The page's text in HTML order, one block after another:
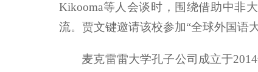
Kikooma等人会谈时，围绕借助中非
流。贾文键邀请该校参加“全球外国语
麦克雷雷大学孔子公司成立于